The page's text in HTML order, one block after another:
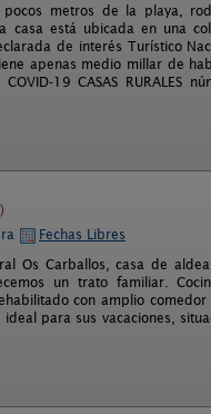
pocos metros de la playa,
casa está ubicada en una
de interés Turístico
apenas medio millar de
19 CASAS RURALES
Fechas Libres
Os Carballos, casa de
un trato familiar.
con amplio comedor
para sus vacaciones,